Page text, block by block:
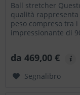
Ball stretcher
qualità
peso compreso tra
impressionante di
da 469,00 €
Segnalibro